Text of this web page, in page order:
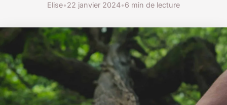
Elise•22 janvier 2024•6 min de lecture